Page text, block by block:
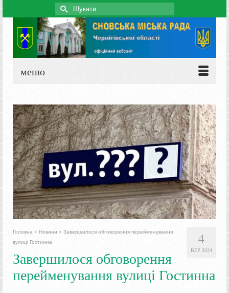
Search
for:
меню
4
ВЕР 2024
Головна » Новини » Завершилося обговорення перейменування
вулиці Гостинна
Завершилося обговорення
перейменування вулиці Гостинна